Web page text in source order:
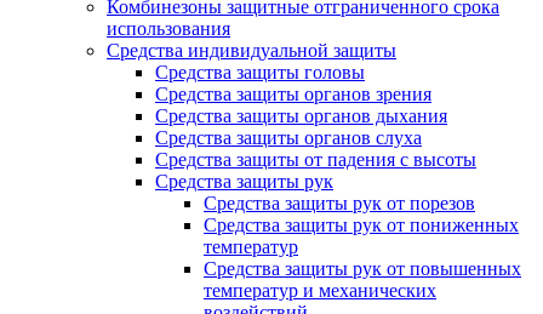
Комбинезоны защитные отграниченного срока
использования
Средства индивидуальной защиты
Средства защиты головы
Средства защиты органов зрения
Средства защиты органов дыхания
Средства защиты органов слуха
Средства защиты от падения с высоты
Средства защиты рук
Средства защиты рук от порезов
Средства защиты рук от пониженных
температур
Средства защиты рук от повышенных
температур и механических